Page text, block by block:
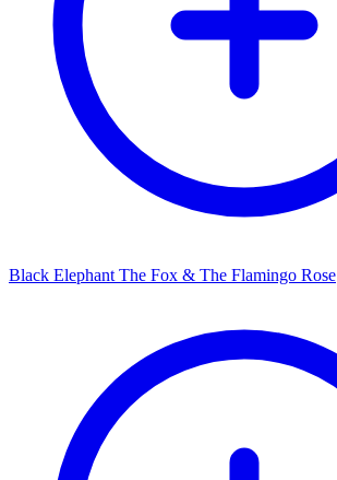
Black Elephant The Fox & The Flamingo Rose